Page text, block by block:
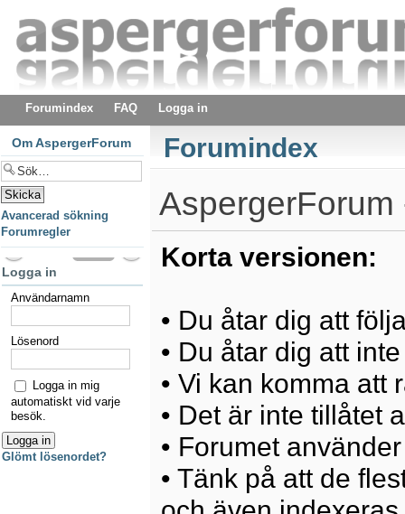
Forumindex FAQ Logga in
Forumindex
AspergerForum
Korta versionen:
• Du åtar dig att
• Du åtar dig att
• Vi kan komma att
• Det är inte tillåtet
• Forumet
• Tänk på att de
Om AspergerForum
Avancerad sökning
Forumregler
Logga in
Användarnamn
Lösenord
Logga in mig
automatiskt vid varje
besök.
Glömt lösenordet?